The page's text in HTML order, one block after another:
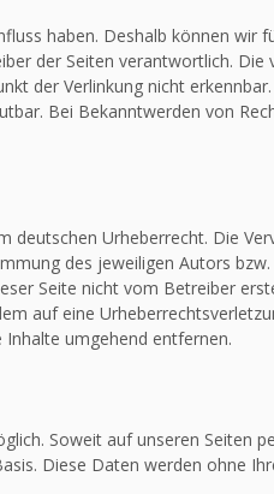
haben. Deshalb können wir
der Seiten verantwortlich.
der Verlinkung nicht
Bei Bekanntwerden von
Urheberrecht. Die
des jeweiligen Autors
Seite nicht vom Betreiber
auf eine
umgehend entfernen.
Soweit auf unseren Seiten
Diese Daten werden ohne